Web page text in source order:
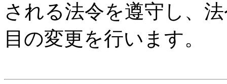
される法令を遵守し、
目の変更を行います。